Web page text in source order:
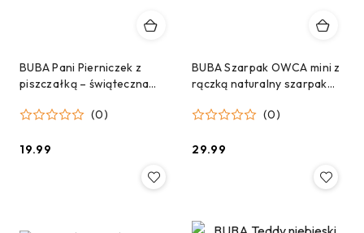
BUBA Pani Pierniczek z
piszczałką – świąteczna
(0)
Cena:
19.99
BUBA Szarpak OWCA mini z
rączką naturalny szarpak
futra owcy
(0)
Cena:
29.99